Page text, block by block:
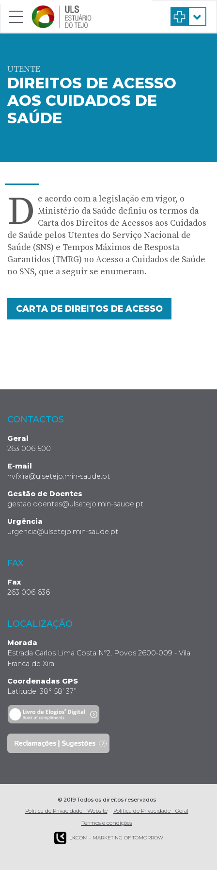
Saltar para conteúdo principal
UTENTE
DIREITOS DE ACESSO
AOS CUIDADOS DE
SAÚDE
D e acordo com a legislação em vigor, o
Ministério da Saúde definiu os termos da
Carta dos Direitos de Acessos aos Cuidados
de Saúde pelos Utentes do Serviço Nacional de
Saúde (SNS) e Tempos Máximos de Resposta
Garantidos (TMRG) no Acesso a Cuidados de Saúde
no SNS, que a seguir se enumeram.
CARTA DE DIREITOS DE ACESSO
CONTACTOS
Geral
263 006 500
E-mail
hvfxira@ulsetejo.min-saude.pt
Gestão de Doentes
gestao.doentes@ulsetejo.min-saude.pt
Urgência
urgencia@ulsetejo.min-saude.pt
FAX
Fax
263 006 636
LOCALIZAÇÃO
Morada
Estrada Carlos Lima Costa Nº2, Povos 2600-009 - Vila
Franca de Xira
Coordenadas GPS
Latitude: 38° 58’ 37’’
© 2019 Todos os direitos reservados
Política de Privacidade - Website
Política de Privacidade - Geral
Termos e condições
LKCOM - MARKETING OF TOMORROW